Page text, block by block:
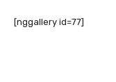
[nggallery id=77]